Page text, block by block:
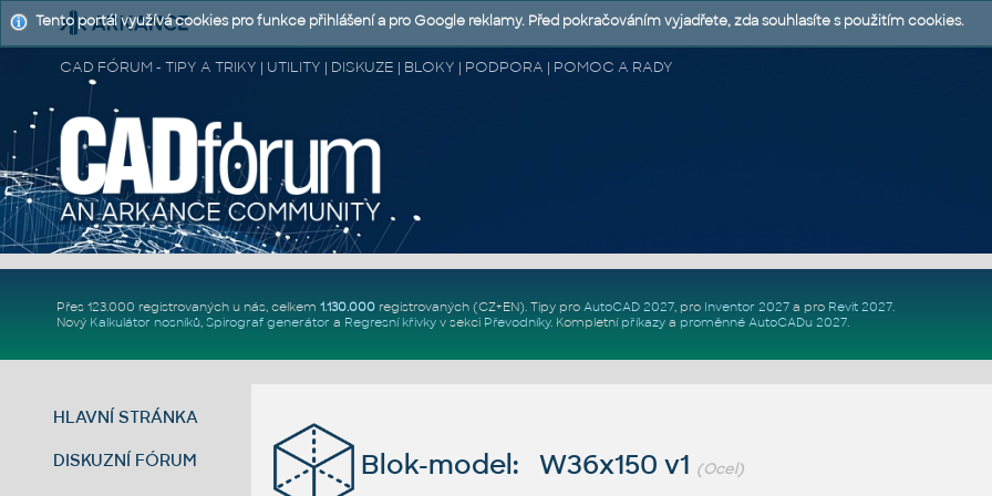
CAD FÓRUM - TIPY A TRIKY | UTILITY | DISKUZE | BLOKY | PODPORA | POMOC A RADY
Přes 123.000 registrovaných u nás, celkem 1.130.000registrovaných (CZ+EN). Tipy pro AutoCAD 2027, pro Inventor 2027a pro Revit 2027.
Nový Kalkulátor nosníků, Spirograf generátor a Regresní křivkyv sekci Převodníky. Kompletní příkazya proměnné AutoCADu 2027.
HLAVNÍ STRÁNKA
DISKUZNÍ FÓRUM Blok-model: W36x150 v1 (Ocel)
Tento portál využívá cookies pro funkce přihlášení a pro Google reklamy. Před pokračováním vyjadřete, zda souhlasíte s použitím cookies.